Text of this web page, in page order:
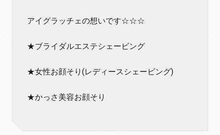
アイグラッチェの想いです☆☆☆
★ブライダルエステシェービング
★女性お顔そり(レディースシェービング)
★かっさ美容お顔そり